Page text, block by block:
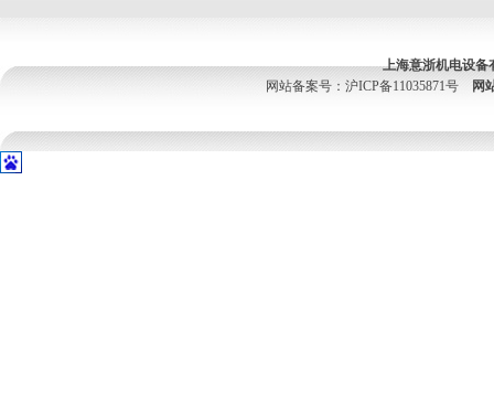
上海意浙机电设备
网站备案号： 沪ICP备11035871号 网